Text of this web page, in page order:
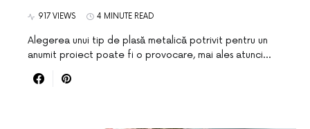
917 VIEWS 4 MINUTE READ
Alegerea unui tip de plasă metalică potrivit pentru un
anumit proiect poate fi o provocare, mai ales atunci…